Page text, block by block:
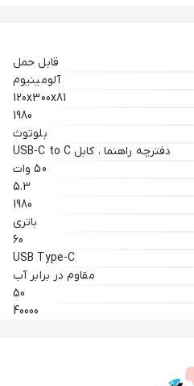
قابل حمل
آلومینیوم
120x300x81
1980
بلوتوث
دفترچه راهنما ، کابل USB-C to C
50 وات
5.3
1980
باتری
60
USB Type-C
مقاوم در برابر آب
50
40000